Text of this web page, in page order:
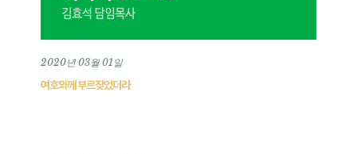
2020년 03월 01일
여호와께 부르짖었더라